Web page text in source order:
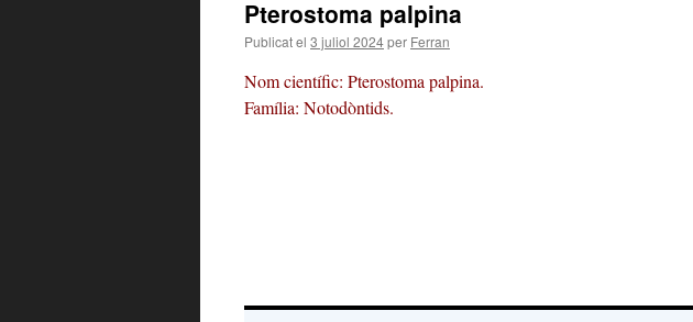
Pterostoma palpina
Publicat el 3 juliol 2024per Ferran
Nom científic: Pterostoma palpina.
Família: Notodòntids.